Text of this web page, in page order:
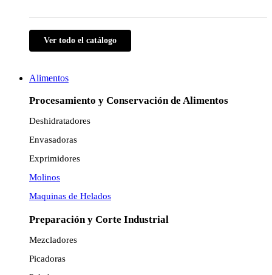
Ver todo el catálogo
Alimentos
Procesamiento y Conservación de Alimentos
Deshidratadores
Envasadoras
Exprimidores
Molinos
Maquinas de Helados
Preparación y Corte Industrial
Mezcladores
Picadoras